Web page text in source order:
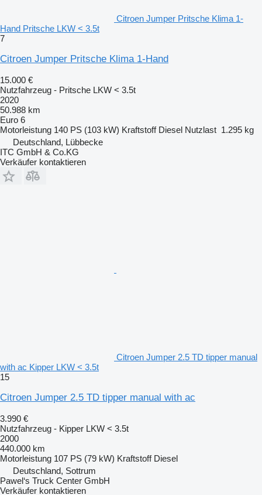
Citroen Jumper Pritsche Klima 1-
Hand Pritsche LKW < 3.5t
7
Citroen Jumper Pritsche Klima 1-Hand
15.000 €
Nutzfahrzeug - Pritsche LKW < 3.5t
2020
50.988 km
Euro 6
Motorleistung 140 PS (103 kW) Kraftstoff Diesel Nutzlast 1.295 kg
Deutschland, Lübbecke
ITC GmbH & Co.KG
Verkäufer kontaktieren
Citroen Jumper 2.5 TD tipper manual
with ac Kipper LKW < 3.5t
15
Citroen Jumper 2.5 TD tipper manual with ac
3.990 €
Nutzfahrzeug - Kipper LKW < 3.5t
2000
440.000 km
Motorleistung 107 PS (79 kW) Kraftstoff Diesel
Deutschland, Sottrum
Pawel‘s Truck Center GmbH
Verkäufer kontaktieren